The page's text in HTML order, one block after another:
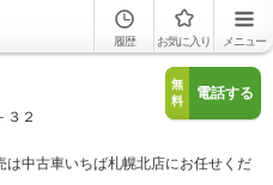
履歴 お気に入り メニュー
３２
無
料
電話する
中古車いちば札幌北店にお任せくだ